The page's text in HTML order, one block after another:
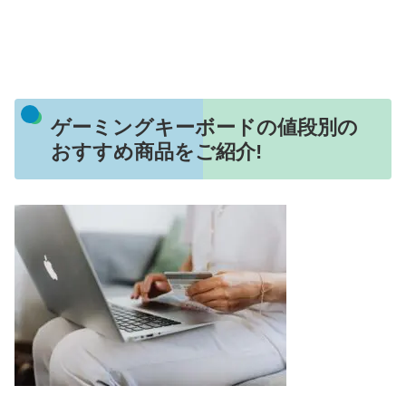
ゲーミングキーボードの値段別の
おすすめ商品をご紹介!